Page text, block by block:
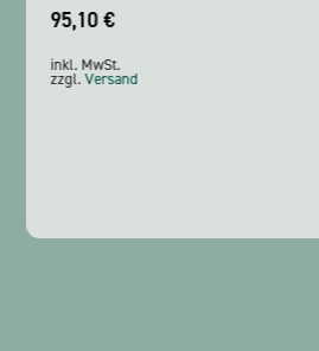
95,10€
inkl. MwSt.
zzgl.Versand